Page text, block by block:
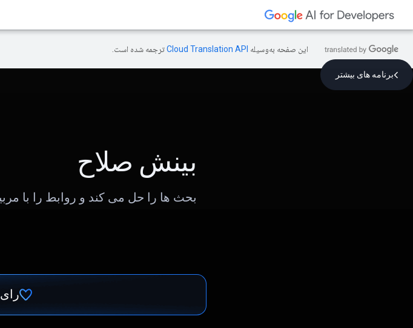
این صفحه به‌وسیله ترجمه شده است.
برنامه های بیشتر
بینش صلاح
بحث ها را حل می کند و روابط را با